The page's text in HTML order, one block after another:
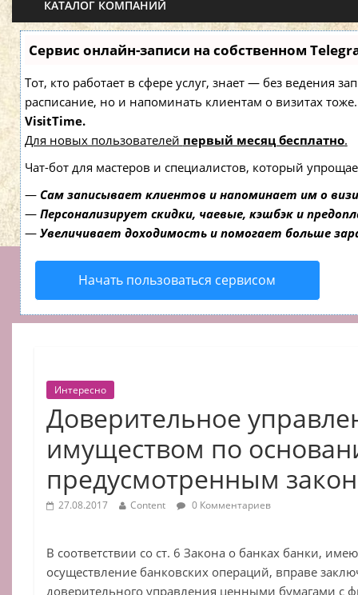
КАТАЛОГ КОМПАНИЙ
Сервис онлайн-записи на собственном
Тот, кто работает в сфере услуг, знает — без ведения
расписание, но и напоминать клиентам о визитах
VisitTime.
Для новых пользователей первый месяц бесплатно.
Чат-бот для мастеров и специалистов, который
— Сам записывает клиентов и напоминает им о
— Персонализирует скидки, чаевые, кэшбэк и
— Увеличивает доходимость и помогает больше
Начать пользоваться сервисом
Интересно
Доверительное
имуществом по
предусмотренным
27.08.2017 Content 0 Комментариев
В соответствии со ст. 6 Закона о банках банки,
осуществление банковских операций, вправе
доверительного управления ценными бумагами с